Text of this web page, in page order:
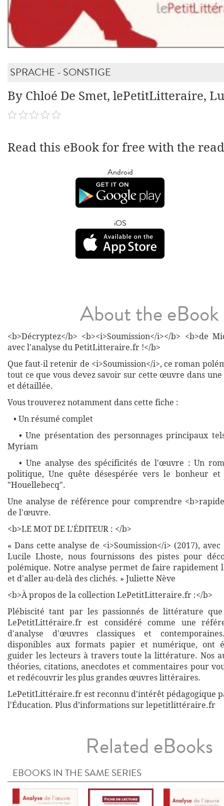
SPRACHE - SONSTIGE
By Chloé De Smet, lePetitLitteraire,
Read this eBook for free with the
Android
iOS
About the eBook
<b>Décryptez</b> <b><i>Soumission</i></b> <b>de
avec l'analyse du PetitLitteraire.fr !</b>
Que faut-il retenir de <i>Soumission</i>, ce roman
tout ce que vous devez savoir sur cette œuvre dans
et détaillée.
Vous trouverez notamment dans cette fiche :
• Un résumé complet
• Une présentation des personnages principaux
Myriam
• Une analyse des spécificités de l'œuvre : Un
politique, Une quête désespérée vers le bonheur
"Houellebecq".
Une analyse de référence pour comprendre
de l'œuvre.
<b>LE MOT DE L'ÉDITEUR : </b>
« Dans cette analyse de <i>Soumission</i> (2017),
Lucile Lhoste, nous fournissons des pistes pour
polémique. Notre analyse permet de faire
et d'aller au-delà des clichés. » Juliette Nève
<b>À propos de la collection LePetitLitteraire.fr :</b>
Plébiscité tant par les passionnés de littérature
LePetitLittéraire.fr est considéré comme une
d'analyse d'œuvres classiques et
disponibles aux formats papier et numérique, ont
guider les lecteurs à travers toute la littérature. Nos
théories, citations, anecdotes et commentaires pour
et redécouvrir les plus grandes œuvres littéraires.
LePetitLittéraire.fr est reconnu d'intérêt pédagogique
l'Éducation. Plus d’informations sur lepetitlittéraire.fr
Related eBooks
EBOOKS IN THE SAME SERIES